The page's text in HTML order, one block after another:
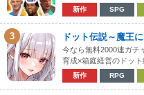
新作 SPG
3 ドット伝説～魔王
今なら無料2000連ガチ
育成×箱庭経営のドッ
新作 RPG